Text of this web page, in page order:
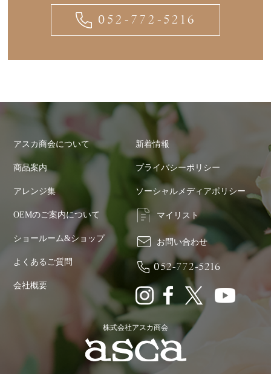
052-772-5216
アスカ商会について
商品案内
アレンジ集
OEMのご案内について
ショールーム&ショップ
よくあるご質問
会社概要
新着情報
プライバシーポリシー
ソーシャルメディアポリシー
マイリスト
お問い合わせ
052-772-5216
株式会社アスカ商会